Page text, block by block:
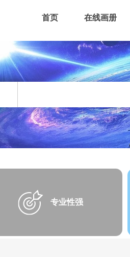
首页 在线画册
专业性强